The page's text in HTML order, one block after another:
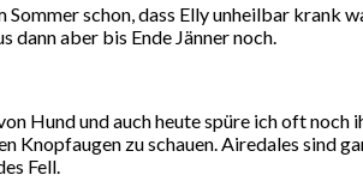
schon, dass Elly unheilbar krank
dann aber bis Ende Jänner noch.
Hund und auch heute spüre ich oft
Knopfaugen zu schauen. Airedales sind
Fell.